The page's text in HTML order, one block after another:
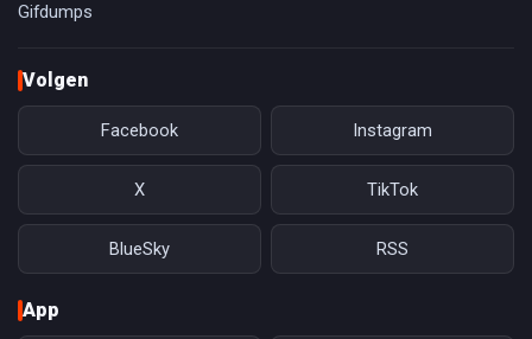
Gifdumps
Volgen
Facebook Instagram
X TikTok
BlueSky RSS
App